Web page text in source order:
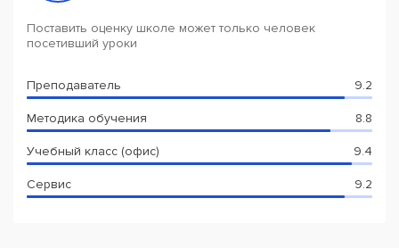
Поставить оценку школе может только человек
посетивший уроки
Преподаватель 9.2
Методика обучения 8.8
Учебный класс (офис) 9.4
Сервис 9.2